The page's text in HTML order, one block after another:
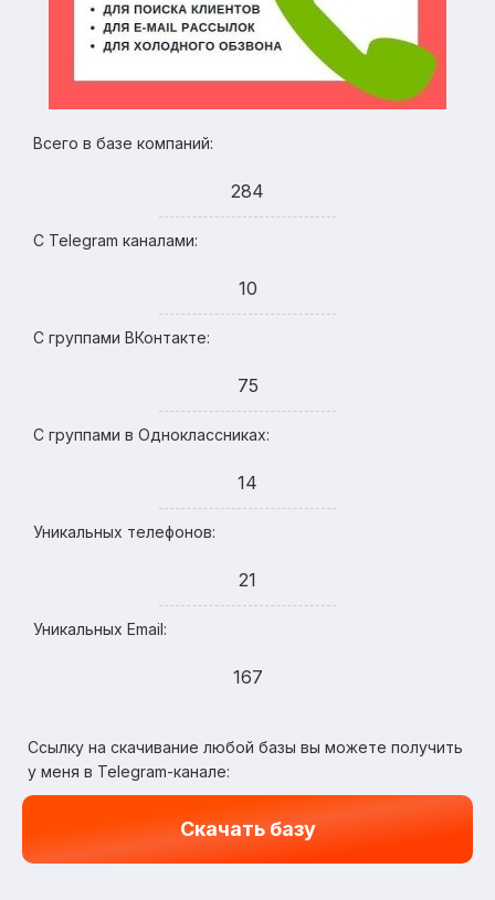
Всего в базе компаний:
284
С Telegram каналами:
10
С группами ВКонтакте:
75
С группами в Одноклассниках:
14
Уникальных телефонов:
21
Уникальных Email:
167
Ссылку на скачивание любой базы вы можете получить
у меня в Telegram-канале:
Скачать базу